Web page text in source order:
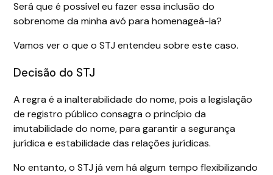
Será que é possível eu fazer essa inclusão do
sobrenome da minha avó para homenageá-la?
Vamos ver o que o STJ entendeu sobre este caso.
Decisão do STJ
A regra é a inalterabilidade do nome, pois a legislação
de registro público consagra o princípio da
imutabilidade do nome, para garantir a segurança
jurídica e estabilidade das relações jurídicas.
No entanto, o STJ já vem há algum tempo flexibilizando